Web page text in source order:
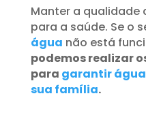
Manter a qualidade
para a saúde. Se o
água não está
podemos realizar
para garantir água
sua família.